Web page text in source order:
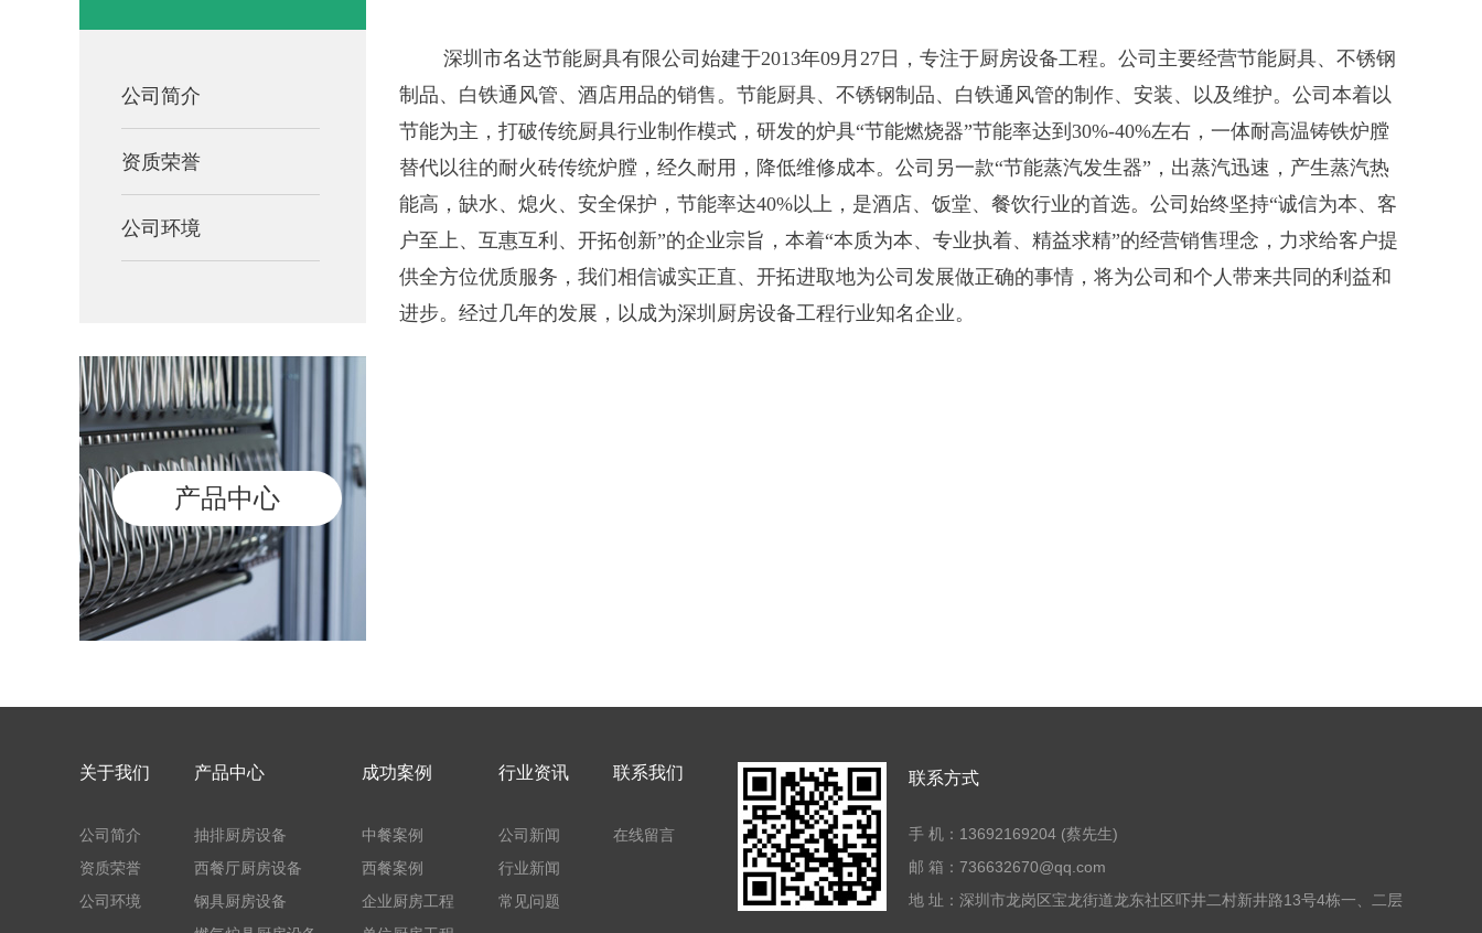
公司简介
资质荣誉
公司环境
产品中心
深圳市名达节能厨具有限公司始建于2013年09月27日，专注于厨房设备工程。公司主要经营节能厨具、不锈钢
制品、白铁通风管、酒店用品的销售。节能厨具、不锈钢制品、白铁通风管的制作、安装、以及维护。公司本着以
节能为主，打破传统厨具行业制作模式，研发的炉具“节能燃烧器”节能率达到30%-40%左右，一体耐高温铸铁炉膛
替代以往的耐火砖传统炉膛，经久耐用，降低维修成本。公司另一款“节能蒸汽发生器”，出蒸汽迅速，产生蒸汽热
能高，缺水、熄火、安全保护，节能率达40%以上，是酒店、饭堂、餐饮行业的首选。公司始终坚持“诚信为本、客
户至上、互惠互利、开拓创新”的企业宗旨，本着“本质为本、专业执着、精益求精”的经营销售理念，力求给客户提
供全方位优质服务，我们相信诚实正直、开拓进取地为公司发展做正确的事情，将为公司和个人带来共同的利益和
进步。经过几年的发展，以成为深圳厨房设备工程行业知名企业。
关于我们
公司简介
资质荣誉
公司环境
产品中心
抽排厨房设备
西餐厅厨房设备
钢具厨房设备
成功案例
中餐案例
西餐案例
企业厨房工程
行业资讯
公司新闻
行业新闻
常见问题
联系我们
在线留言
联系方式
手 机：13692169204 (蔡先生)
邮 箱：736632670@qq.com
地 址：深圳市龙岗区宝龙街道龙东社区吓井二村新井路13号4栋一、二层